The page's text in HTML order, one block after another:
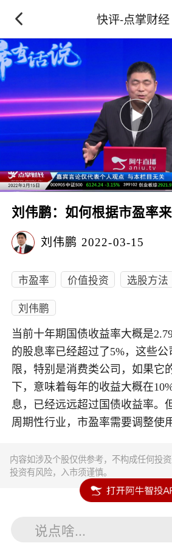
快评-点掌财经
刘伟鹏：如何根据市盈率来
刘伟鹏 2022-03-15
市盈率 价值投资 选股方法
刘伟鹏
当前十年期国债收益率大概是
的股息率已经超过了5%，这些
限，特别是消费类公司，如果它
下，意味着每年的收益大概在
息，已经远远超过国债收益率。
周期性行业，市盈率需要调整使
内容如涉及个股仅供参考，不构成任何投资
投资有风险，入市须谨慎。
说点啥...